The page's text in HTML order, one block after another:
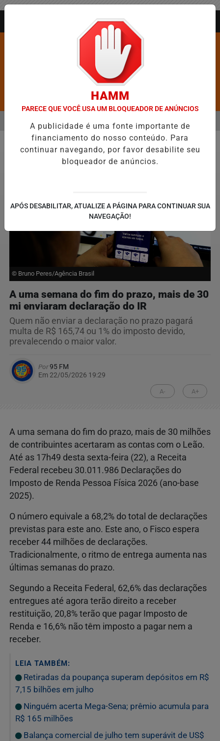
Pesquisar Notícia
É CONFIRMADA NO DIA DO EVANGÉLICO EM JEQUIÉ E REFORÇA
EM ALTA
MENU
Economia
© Bruno Peres/Agência Brasil
A uma semana do fim do prazo, mais de 30
mi enviaram declaração do IR
Quem não enviar a declaração no prazo pagará
multa de R$ 165,74 ou 1% do imposto devido,
prevalecendo o maior valor.
Por95 FM
Em 22/05/2026 19:29
A- A+
A uma semana do fim do prazo, mais de 30 milhões
de contribuintes acertaram as contas com o Leão.
Até as 17h49 desta sexta-feira (22), a Receita
Federal recebeu 30.011.986 Declarações do
Imposto de Renda Pessoa Física 2026 (ano-base
2025).
O número equivale a 68,2% do total de declarações
previstas para este ano. Este ano, o Fisco espera
receber 44 milhões de declarações.
Tradicionalmente, o ritmo de entrega aumenta nas
últimas semanas do prazo.
Segundo a Receita Federal, 62,6% das declarações
entregues até agora terão direito a receber
restituição, 20,8% terão que pagar Imposto de
Renda e 16,6% não têm imposto a pagar nem a
receber.
LEIA TAMBÉM:
Retiradas da poupança superam depósitos em R$
7,15 bilhões em julho
Ninguém acerta Mega-Sena; prêmio acumula para
R$ 165 milhões
Balança comercial de julho tem superávit de US$
HAMM
PARECE QUE VOCÊ USA UM BLOQUEADOR DE ANÚNCIOS
A publicidade é uma fonte importante de
financiamento do nosso conteúdo. Para
continuar navegando, por favor desabilite seu
bloqueador de anúncios.
APÓS DESABILITAR, ATUALIZE A PÁGINA PARA CONTINUAR SUA
NAVEGAÇÃO!